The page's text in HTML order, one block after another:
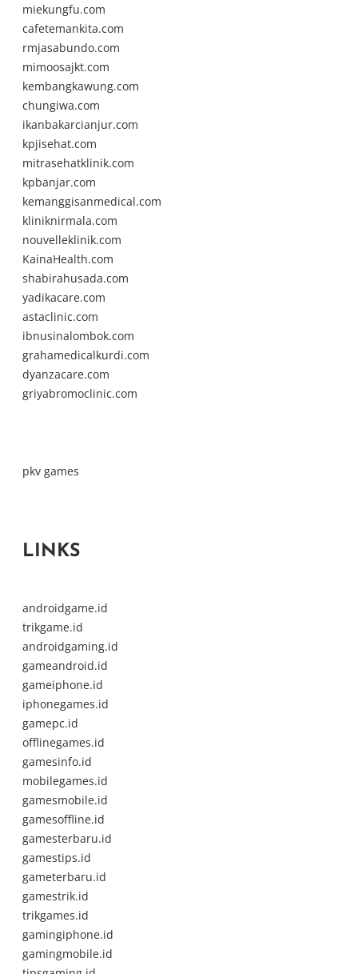
miekungfu.com
cafetemankita.com
rmjasabundo.com
mimoosajkt.com
kembangkawung.com
chungiwa.com
ikanbakarcianjur.com
kpjisehat.com
mitrasehatklinik.com
kpbanjar.com
kemanggisanmedical.com
kliniknirmala.com
nouvelleklinik.com
KainaHealth.com
shabirahusada.com
yadikacare.com
astaclinic.com
ibnusinalombok.com
grahamedicalkurdi.com
dyanzacare.com
griyabromoclinic.com
pkv games
LINKS
androidgame.id
trikgame.id
androidgaming.id
gameandroid.id
gameiphone.id
iphonegames.id
gamepc.id
offlinegames.id
gamesinfo.id
mobilegames.id
gamesmobile.id
gamesoffline.id
gamesterbaru.id
gamestips.id
gameterbaru.id
gamestrik.id
trikgames.id
gamingiphone.id
gamingmobile.id